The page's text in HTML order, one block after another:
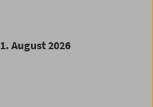
August 2026